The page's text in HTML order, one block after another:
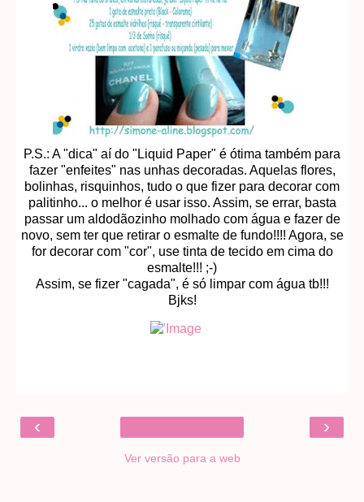
P.S.: A "dica" aí do "Liquid Paper" é ótima também para
fazer "enfeites" nas unhas decoradas. Aquelas flores,
bolinhas, risquinhos, tudo o que fizer para decorar com
palitinho... o melhor é usar isso. Assim, se errar, basta
passar um aldodãozinho molhado com água e fazer de
novo, sem ter que retirar o esmalte de fundo!!!! Agora, se
for decorar com "cor", use tinta de tecido em cima do
esmalte!!! ;-)
Assim, se fizer "cagada", é só limpar com água tb!!!
Bjks!
‹ ›
Ver versão para a web